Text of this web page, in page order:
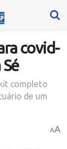
covid-
completo
de um
AA